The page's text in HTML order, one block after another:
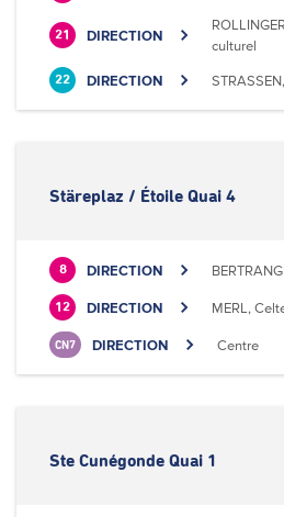
21 DIRECTION
culturel
22 DIRECTION
Stäreplaz / Étoile Quai 4
8 DIRECTION
12 DIRECTION MERL,
CN7 DIRECTION Centre
Ste Cunégonde Quai 1